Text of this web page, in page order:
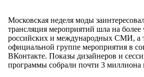
Московская неделя моды
трансляция мероприятий шла на более
российских и международных СМИ, а
официальной группе мероприятия в
ВКонтакте. Показы дизайнеров и
программы собрали почти 3 миллиона